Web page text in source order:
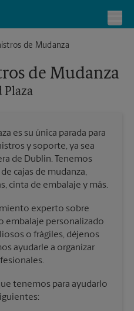
de Mudanza
de Mudanza
Plaza
es su única parada para
y soporte, ya sea
de Dublin. Tenemos
cajas de mudanza,
cinta de embalaje y más.
experto sobre
embalaje personalizado
o frágiles, déjenos
ayudarle a organizar
tenemos para ayudarlo